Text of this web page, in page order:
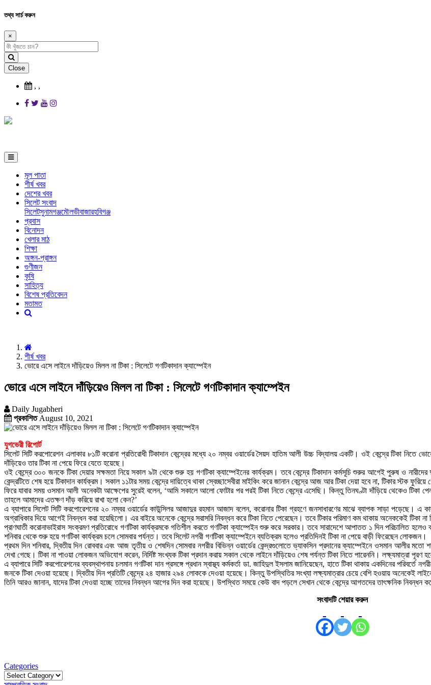
তথ্য সার্চ করুন
×
Close
, ,
মূল পাতা
শীর্ষ খবর
দেশের খবর
সিলেট সংবাদ
সিলেটসুনামগঞ্জমৌলভীবাজারহবিগঞ্জ
প্রবাস
বিনোদন
খেলার মাঠ
শিক্ষা
অঙ্গন-প্রাঙ্গন
গুণীজন
কৃষি
সাহিত্য
বিশেষ প্রতিবেদন
মতামত
শীর্ষ খবর
ভোরে এসে লাইনে দাঁড়িয়েও মিলল না টিকা : সিলেটে গণটিকাদান ক্যাম্পেইন
ভোরে এসে লাইনে দাঁড়িয়েও মিলল না টিকা : সিলেটে গণটিকাদান ক্যাম্পেইন
Daily Jugabheri
প্রকাশিতAugust 10, 2021
যুগভেরী রিপোর্ট
সিলেট সিটি করপোরেশন এলাকার ৮১টি করোনা প্রতিরোধী টিকাদান কেন্দ্রের মধ্যে ২০ নম্বর ওয়ার্ডের সৈয়দ হাতিম আলী উচ্চ বিদ্যালয় একটি। ওই কেন্দ্রে টিকা নিতে
দাঁড়িয়েও তার টিকা না পেয়ে ফিরে যেতে হয়েছে।
ওই কেন্দ্রে ৩০০ জনকে টিকা দেয়ার সক্ষমতা নিয়ে সকাল ৯টা থেকে শুরু হয় গণটিকা ক্যাম্পেইনের কার্যক্রম। তবে কেন্দ্রে টিকাদান কর্মসূচি শুরুর আগেই পুরুষ ও
কেন্দ্রটিতে শেষ হয়ে টিকাদান কার্যক্রম। সকাল ১১টার সময় কেন্দ্রে দায়িত্বে থাকা স্বেচ্ছাসেবীরা মাইকিং করে জানান কেন্দ্রে আজ আর টিকা দেয়া হবে না, টিকার স্টক
ফিরে যাবার সময় ওসমান আলী অনেকটা আক্ষেপের সুরেই বলেন, ‘আমি সকালে আলো ফোটার পর পরই টিকা নিতে কেন্দ্রে এসেছি। কিন্তু তিনঘণ্টা দাঁড়িয়ে থেকেও টিকা
তাহলে আমাদের এতক্ষণ দাঁড় করিয়ে রাখা হলো কেন?’
এ ব্যাপারে সিলেট সিটি করপোরেশনের ২০ নম্বর ওয়ার্ডের কাউন্সিলর আজাদুর রহমান আজাদ বলেন, করোনার টিকা গ্রহণে জনসাধারণের মাঝে ব্যাপক সাড়া পড়েছে। এ
অগ্রাধিকার দিয়ে আগেই নিবন্ধন করা হয়েছিলো। এর বাইরে অনেকে কেন্দ্রে সরাসরি নিবন্ধন করে টিকা নিতে পেরেছেন। তবে টিকার পরিমাণ কম থাকায় অনেককেই টিকা
প্রাণঘাতী করোনাভাইরাস সংক্রমণ প্রতিরোধে গণটিকা কার্যক্রমকে গতিশীল করতে গণটিকা ক্যাম্পেইন শুরু করে সরকার। তবে সারাদেশে আপাতত ১ দিন পরিচালিত
শনিবার থেকে শুরু হয়ে গণটিকা কার্যক্রম চলে সোমবার পর্যন্ত। তবে সিলেট নগরী গণটিকা ক্যাম্পেইনে ব্যতিক্রম হলেও প্রতিদিনই টিকা না পেয়ে বাড়ী ফিরেছেন লোকজন।
প্রথম দিন শনিবার, দ্বিতীয় দিন রোববার এবং আজ তৃতীয় ও শেষদিন সোমবার নগরীর বিভিন্ন ওয়ার্ডের কেন্দ্রগুলোতে ভ্যাকসিন প্রদানের ক্যাম্পেইনে ওসমান আলীর মতো
দেখা গেছে। টিকা না পাওয়া লোকজন অভিযোগ করেন, নির্দিষ্ট সংখ্যক টিকা প্রদান করায় সকাল থেকে লাইনে দাঁড়িয়েও শেষ পর্যন্ত টিকা নিতে পারেননি। লক্ষ্যমাত্রা
এ ব্যাপারে সিটি করপোরেশনের ব্যবস্থাপনায় চলমান গণটিকা দান প্রসঙ্গে প্রধান স্বাস্থ্য কর্মকর্তা ডা. জাহিদুল ইসলাম জানিয়েছেন, হাতে টিকা থাকায় একদিনের
জনকে টিকা দেওয়া হয়েছে। দ্বিতীয় দিন প্রতিটি কেন্দ্রে ২৪ হাজার ২৯৪ লোককে দেওয়া হয়েছে। কিন্তু উপস্থিতির সংখ্যা লক্ষ্যমাত্রার চেয়ে বেশি হওয়ায় অনেকেই লাইনে
তিনি আরও জানান, যাদের টিকা দেওয়া হচ্ছে তাদের নিবন্ধন আগের দিন করা হয়েছে। উপস্থিত সময়ে কেউ বাদ পড়লে সেখান থেকে কেন্দ্রে আগতদের তাৎক্ষনিক নিবন্ধন
সংবাদটি শেয়ার করুন
Categories
Categories